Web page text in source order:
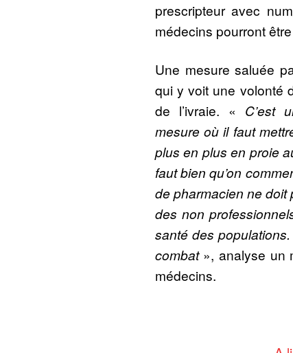
prescripteur avec
médecins pourront
Une mesure saluée
qui y voit une volonté
de l’ivraie. « C’est
mesure où il faut
plus en plus en proie
faut bien qu’on
de pharmacien ne
des non
santé des
combat», analyse un
médecins.